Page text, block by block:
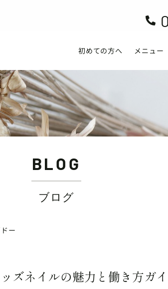

初めての方へ メニュー
BLOG
ブログ
ー
ズネイルの魅力と働き方ガ